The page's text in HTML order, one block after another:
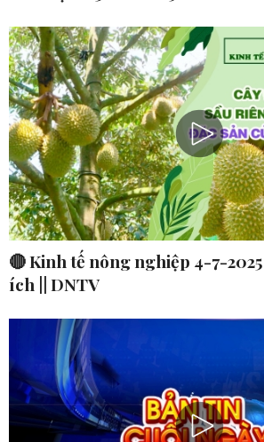
🔴 Kinh tế nông nghiệp 4-7-
ích || DNTV